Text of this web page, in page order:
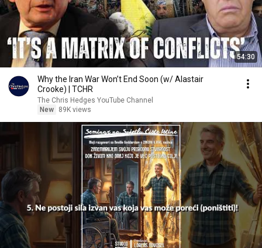
54:30
Why the Iran War Won’t End Soon (w/ Alastair
Crooke) | TCHR
The Chris Hedges YouTube Channel
New
89K views